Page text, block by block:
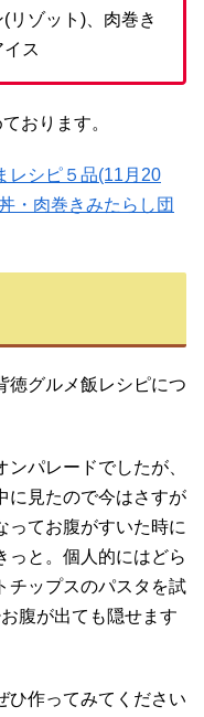
リゾット)、肉巻き
ス
おります。
レシピ５品(11月20
・肉巻きみたらし団
徳グルメ飯レシピにつ
パレードでしたが、
に見たので今はさすが
ってお腹がすいた時に
っと。個人的にはどら
チップスのパスタを試
腹が出ても隠せます
ひ作ってみてください